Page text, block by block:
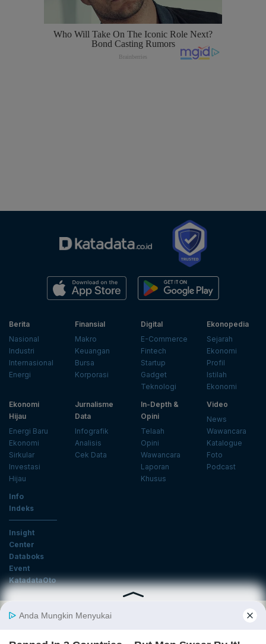
Berita
Nasional
Industri
Internasional
Energi
Finansial
Makro
Keuangan
Bursa
Korporasi
Digital
E-Commerce
Fintech
Startup
Gadget
Teknologi
Ekonopedia
Sejarah
Ekonomi
Profil
Istilah
Ekonomi
Ekonomi
Hijau
Energi Baru
Ekonomi
Sirkular
Investasi
Hijau
Jurnalisme
Data
Infografik
Analisis
Cek Data
In-Depth &
Opini
Telaah
Opini
Wawancara
Laporan
Khusus
Video
News
Wawancara
Katalogue
Foto
Podcast
Info
Indeks
Insight
Center
Databoks
Event
KatadataOto
Langganan Newsletter